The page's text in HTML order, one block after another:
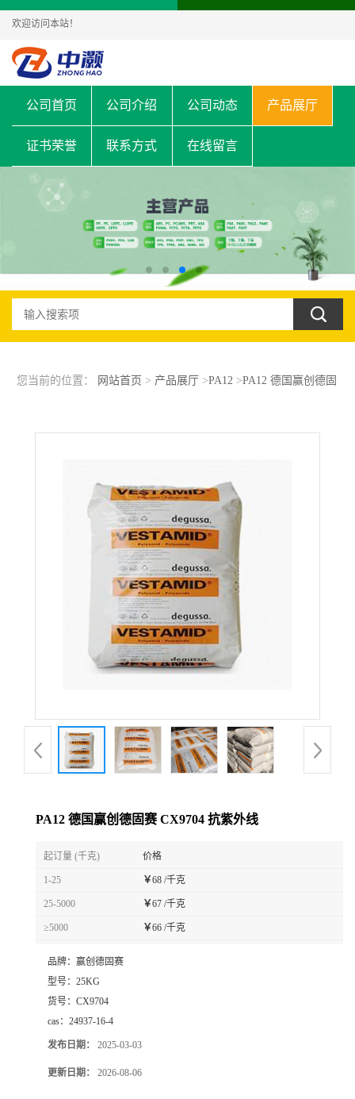
欢迎访问本站！
公司首页 公司介绍 公司动态 产品展厅
证书荣誉 联系方式 在线留言
您当前的位置： 网站首页 > 产品展厅>PA12 >PA12 德国赢创德固
PA12 德国赢创德固赛 CX9704 抗紫外线
起订量 (千克) 价格
1-25 ￥68 /千克
25-5000 ￥67 /千克
≥5000 ￥66 /千克
品牌： 赢创德固赛
型号： 25KG
货号： CX9704
cas： 24937-16-4
发布日期： 2025-03-03
更新日期： 2026-08-06